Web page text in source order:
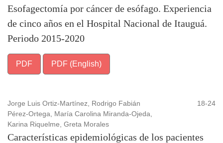
Esofagectomía por cáncer de esófago. Experiencia
de cinco años en el Hospital Nacional de Itauguá.
Periodo 2015-2020
PDF PDF (English)
Jorge Luis Ortiz-Martínez, Rodrigo Fabián
Pérez-Ortega, María Carolina Miranda-Ojeda,
Karina Riquelme, Greta Morales
18-24
Características epidemiológicas de los pacientes